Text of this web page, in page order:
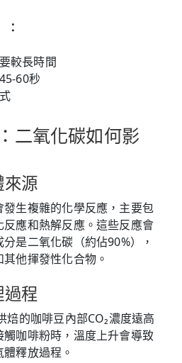
較長時間
60秒
二氧化碳如何影
來源
生複雜的化學反應，主要包
應和熱解反應。這些反應會
是二氧化碳（約佔90%），
他揮發性化合物。
過程
焙的咖啡豆內部CO₂濃度遠高
咖啡粉時，溫度上升會導致
釋放過程。